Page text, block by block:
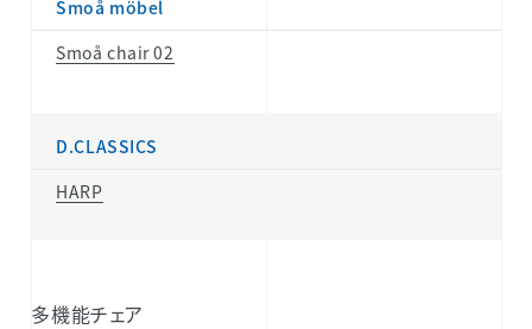
Smoå möbel
Smoå chair 02
D.CLASSICS
HARP
多機能チェア